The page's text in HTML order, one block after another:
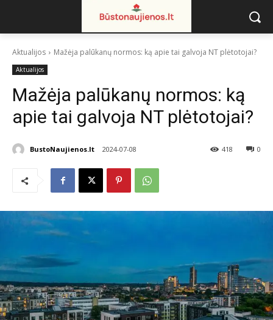
Aktualijos Mažėja palūkanų normos: ką apie tai galvoja NT plėtotojai?
Aktualijos
Mažėja palūkanų normos: ką
apie tai galvoja NT plėtotojai?
BustoNaujienos.lt 2024-07-08 0
418